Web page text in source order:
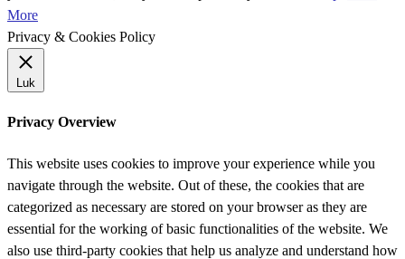
More
Privacy & Cookies Policy
Luk
Privacy Overview
This website uses cookies to improve your experience while you
navigate through the website. Out of these, the cookies that are
categorized as necessary are stored on your browser as they are
essential for the working of basic functionalities of the website. We
also use third-party cookies that help us analyze and understand how